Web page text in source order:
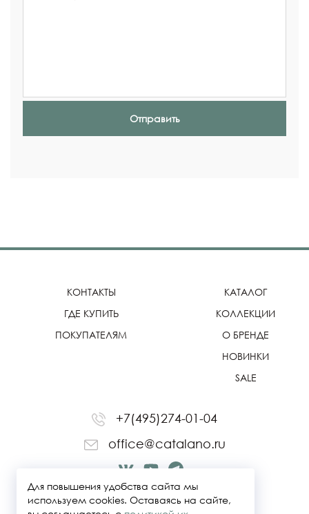
Отправить
КОНТАКТЫ
ГДЕ КУПИТЬ
ПОКУПАТЕЛЯМ
КАТАЛОГ
КОЛЛЕКЦИИ
О БРЕНДЕ
НОВИНКИ
SALE
+7(495)274-01-04
office@catalano.ru
Для повышения удобства сайта мы
используем cookies. Оставаясь на сайте,